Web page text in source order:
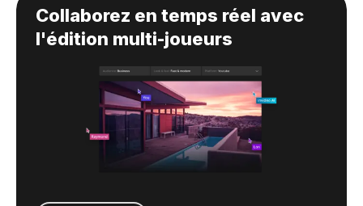
Collaborez en temps réel avec
l'édition multi-joueurs